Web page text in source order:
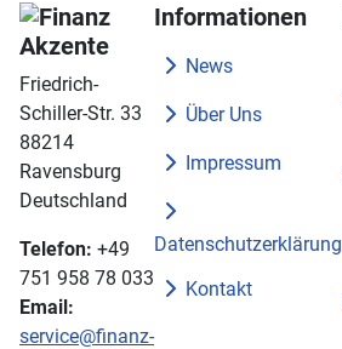
Friedrich-
Schiller-Str. 33
88214
Ravensburg
Deutschland
Telefon: +49
751 958 78 033
Email:
service@finanz-
Informationen
News
Über Uns
Impressum
Datenschutzerklärung
Kontakt